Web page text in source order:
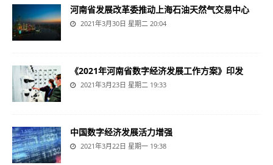
河南省发展改革委推动上海石油天然气交易中心
2021年3月30日 星期二 20:04
《2021年河南省数字经济发展工作方案》印发
2021年3月23日 星期二 19:33
中国数字经济发展活力增强
2021年3月22日 星期一 19:38